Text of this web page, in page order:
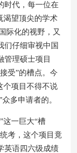
代，每一位在
望顶尖的学术
际化的视野，又
们仔细审视中国
管理硕士项目
受”的槽点。今
个项目不得不说
多申请者的。
一巨大“槽
考，这个项目竟
英语四六级成绩